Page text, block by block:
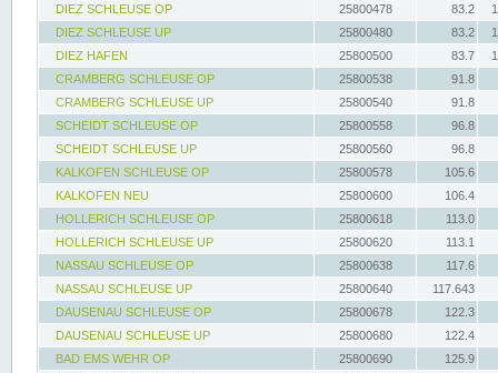
DIEZ SCHLEUSE OP
25800478 83.2
DIEZ SCHLEUSE UP
25800480 83.2
DIEZ HAFEN
25800500 83.7
CRAMBERG SCHLEUSE OP
25800538
91.8
CRAMBERG SCHLEUSE UP
25800540
91.8
SCHEIDT SCHLEUSE OP
25800558
96.8
SCHEIDT SCHLEUSE UP
25800560
96.8
KALKOFEN SCHLEUSE OP
25800578
105.6
KALKOFEN NEU
25800600
106.4
HOLLERICH SCHLEUSE OP
25800618
113.0
HOLLERICH SCHLEUSE UP
25800620
113.1
NASSAU SCHLEUSE OP
25800638
117.6
NASSAU SCHLEUSE UP
25800640
117.643
DAUSENAU SCHLEUSE OP
25800678
122.3
DAUSENAU SCHLEUSE UP
25800680
122.4
BAD EMS WEHR OP
25800690
125.9